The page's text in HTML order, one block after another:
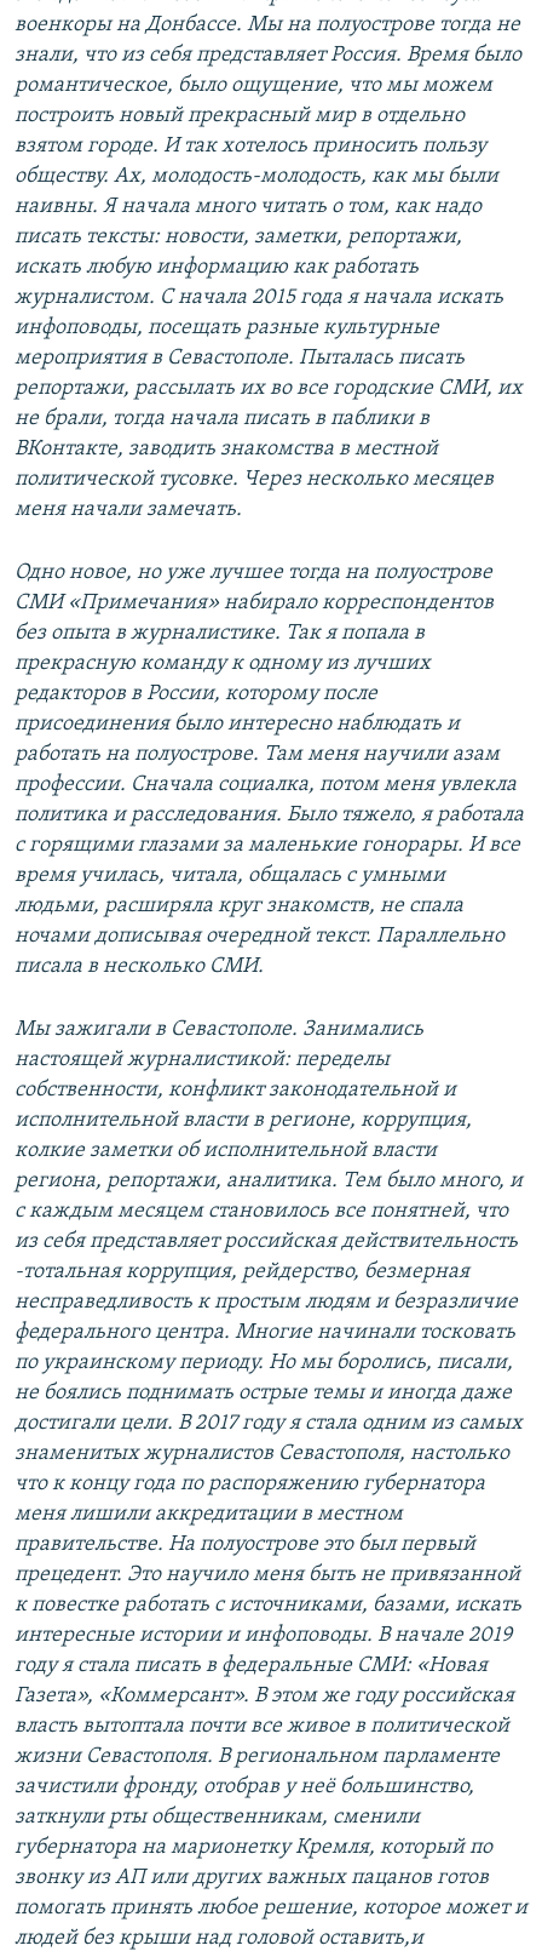
военкоры на Донбассе. Мы на полуострове тогда не
знали, что из себя представляет Россия. Время было
романтическое, было ощущение, что мы можем
построить новый прекрасный мир в отдельно
взятом городе. И так хотелось приносить пользу
обществу. Ах, молодость-молодость, как мы были
наивны. Я начала много читать о том, как надо
писать тексты: новости, заметки, репортажи,
искать любую информацию как работать
журналистом. С начала 2015 года я начала искать
инфоповоды, посещать разные культурные
мероприятия в Севастополе. Пыталась писать
репортажи, рассылать их во все городские СМИ, их
не брали, тогда начала писать в паблики в
ВКонтакте, заводить знакомства в местной
политической тусовке. Через несколько месяцев
меня начали замечать.
Одно новое, но уже лучшее тогда на полуострове
СМИ «Примечания» набирало корреспондентов
без опыта в журналистике. Так я попала в
прекрасную команду к одному из лучших
редакторов в России, которому после
присоединения было интересно наблюдать и
работать на полуострове. Там меня научили азам
профессии. Сначала социалка, потом меня увлекла
политика и расследования. Было тяжело, я работала
с горящими глазами за маленькие гонорары. И все
время училась, читала, общалась с умными
людьми, расширяла круг знакомств, не спала
ночами дописывая очередной текст. Параллельно
писала в несколько СМИ.
Мы зажигали в Севастополе. Занимались
настоящей журналистикой: переделы
собственности, конфликт законодательной и
исполнительной власти в регионе, коррупция,
колкие заметки об исполнительной власти
региона, репортажи, аналитика. Тем было много, и
с каждым месяцем становилось все понятней, что
из себя представляет российская действительность
-тотальная коррупция, рейдерство, безмерная
несправедливость к простым людям и безразличие
федерального центра. Многие начинали тосковать
по украинскому периоду. Но мы боролись, писали,
не боялись поднимать острые темы и иногда даже
достигали цели. В 2017 году я стала одним из самых
знаменитых журналистов Севастополя, настолько
что к концу года по распоряжению губернатора
меня лишили аккредитации в местном
правительстве. На полуострове это был первый
прецедент. Это научило меня быть не привязанной
к повестке работать с источниками, базами, искать
интересные истории и инфоповоды. В начале 2019
году я стала писать в федеральные СМИ: «Новая
Газета», «Коммерсант». В этом же году российская
власть вытоптала почти все живое в политической
жизни Севастополя. В региональном парламенте
зачистили фронду, отобрав у неё большинство,
заткнули рты общественникам, сменили
губернатора на марионетку Кремля, который по
звонку из АП или других важных пацанов готов
помогать принять любое решение, которое может и
людей без крыши над головой оставить,и